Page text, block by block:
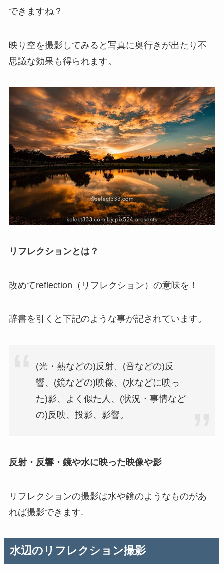
できますね？
映り空を撮影してみると写真に奥行きが出たり不
思議な効果も得られます。
リフレクションとは？
改めてreflection（リフレクション）の意味を！
辞書を引くと下記のような事が記されています。
(光・熱などの)反射、(音などの)反
響、(鏡などの)映像、(水などに映っ
た)影、よく似た人、(状況・事情など
の)反映、投影、影響。
反射・反響・鏡や水に映った映像や影
リフレクションの撮影は水や鏡のようなものがあ
れば撮影できます.
水辺のリフレクション撮影